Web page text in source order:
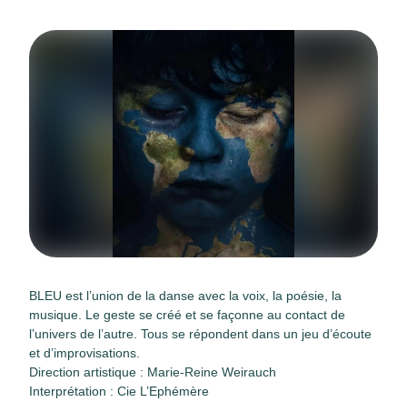
BLEU est l’union de la danse avec la voix, la poésie, la
musique. Le geste se créé et se façonne au contact de
l’univers de l’autre. Tous se répondent dans un jeu d’écoute
et d’improvisations.
Direction artistique : Marie-Reine Weirauch
Interprétation : Cie L’Ephémère